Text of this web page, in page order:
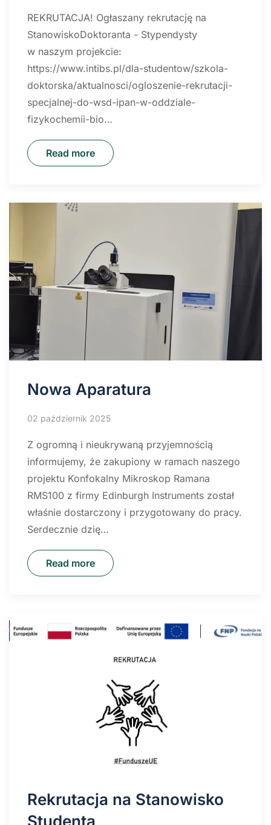
REKRUTACJA! Ogłaszany rekrutację na
StanowiskoDoktoranta - Stypendysty
w naszym projekcie:
https://www.intibs.pl/dla-studentow/szkola-
doktorska/aktualnosci/ogloszenie-rekrutacji-
specjalnej-do-wsd-ipan-w-oddziale-
fizykochemii-bio…
Read more
Nowa Aparatura
02 październik 2025
Z ogromną i nieukrywaną przyjemnością
informujemy, że zakupiony w ramach naszego
projektu Konfokalny Mikroskop Ramana
RMS100 z firmy Edinburgh Instruments został
właśnie dostarczony i przygotowany do pracy.
Serdecznie dzię…
Read more
Rekrutacja na Stanowisko
Studenta